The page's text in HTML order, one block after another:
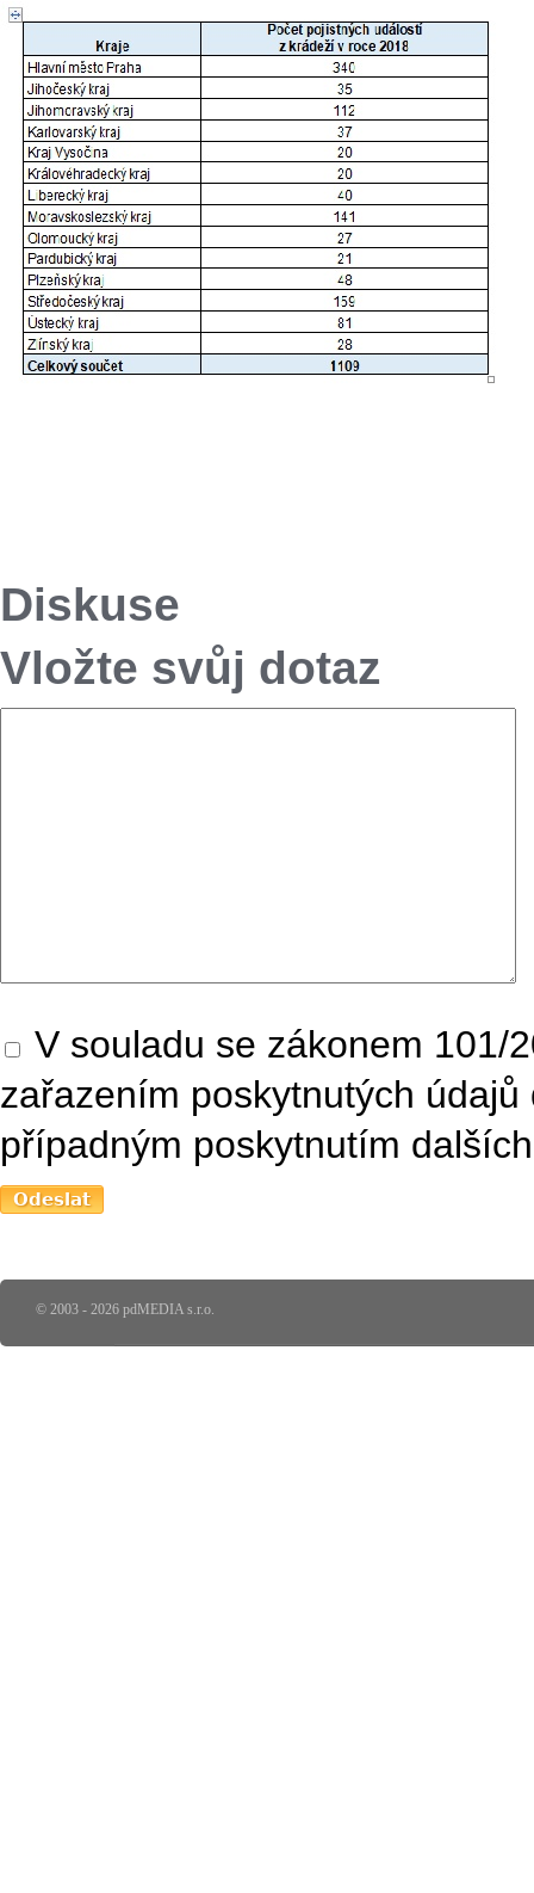
Diskuse
Vložte svůj dotaz
V souladu se zákonem 101/
zařazením poskytnutých
případným poskytnutím
© 2003 - 2026 pdMEDIA s.r.o.